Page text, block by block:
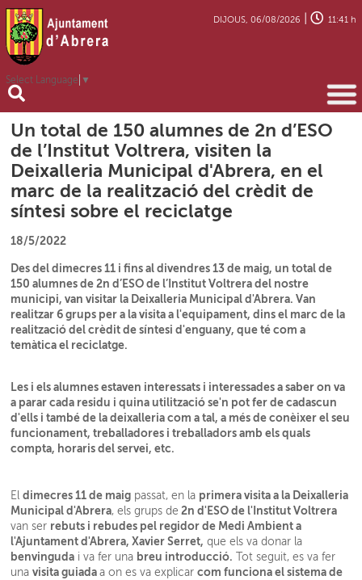
Select Language ▼
DIJOUS, 06/08/2026 11:41 h
Un total de 150 alumnes de 2n d’ESO
de l’Institut Voltrera, visiten la
Deixalleria Municipal d'Abrera, en el
marc de la realització del crèdit de
síntesi sobre el reciclatge
18/5/2022
Des del dimecres 11 i fins al divendres 13 de maig, un total de
150 alumnes de 2n d’ESO de l’Institut Voltrera del nostre
municipi, van visitar la Deixalleria Municipal d'Abrera. Van
realitzar 6 grups per a la visita a l'equipament, dins el marc de la
realització del crèdit de síntesi d'enguany, que té com a
temàtica el reciclatge.
Les i els alumnes estaven interessats i interessades a saber on va
a parar cada residu i quina utilització se'n pot fer de cadascun
d'ells i també de la deixalleria com a tal, a més de conèixer el seu
funcionament, treballadores i treballadors amb els quals
compta, horaris del servei, etc.
Eldimecres 11 de maig passat, en la primera visita a la Deixalleria
Municipal d'Abrera, els grups de 2n d'ESO de l'Institut Voltrera
van ser rebuts i rebudes pel regidor de Medi Ambient a
l'Ajuntament d'Abrera, Xavier Serret, que els va donar la
benvinguda i va fer una breu introducció. Tot seguit, es va fer
unavisita guiadaa on es va explicarcom funciona el sistema de